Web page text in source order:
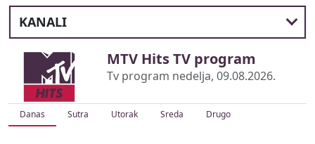
KANALI
MTV Hits TV program
Tv program nedelja, 09.08.2026.
Danas Sutra Utorak Sreda Drugo